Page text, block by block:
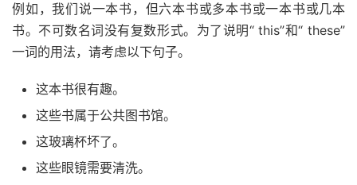
例如，我们说一本书，但六本书或多本书或一本书或几本
书。不可数名词没有复数形式。为了说明“ this”和“ these”
一词的用法，请考虑以下句子。
这本书很有趣。
这些书属于公共图书馆。
这玻璃杯坏了。
这些眼镜需要清洗。